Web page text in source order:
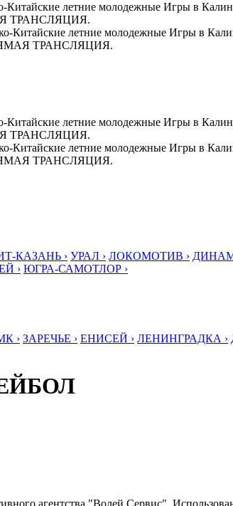
летние молодежные Игры в
ТРАНСЛЯЦИЯ.
Китайские летние молодежные Игры в
ТРАНСЛЯЦИЯ.
летние молодежные Игры в
ТРАНСЛЯЦИЯ.
Китайские летние молодежные Игры в
ТРАНСЛЯЦИЯ.
КАЗАНЬ › УРАЛ › ЛОКОМОТИВ ›
› ЮГРА-САМОТЛОР ›
› ЗАРЕЧЬЕ › ЕНИСЕЙ › ЛЕНИНГРАДКА ›
агентства "Волей Сервис".